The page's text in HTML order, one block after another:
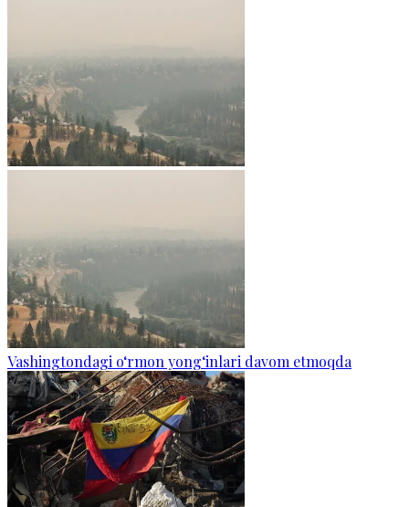
Vashingtondagi o‘rmon yong‘inlari davom etmoqda